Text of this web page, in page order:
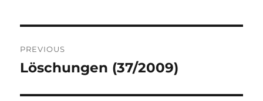
navigation
PREVIOUS
Previous
Löschungen (37/2009)